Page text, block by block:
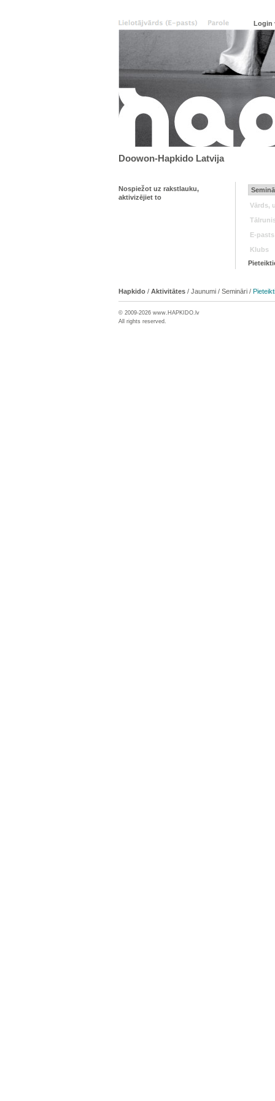
Doowon-Hapkido Latvija
Nospiežot uz rakstlauku,
aktivizējiet to
Hapkido / Aktivitātes / Jaunumi / Semināri /
© 2009-2026 www. HAPKIDO.lv
All rights reserved.